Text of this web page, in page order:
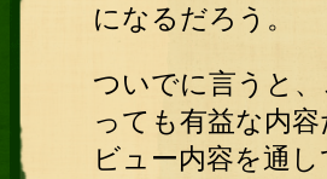
になるだろう。
ついでに言うと
っても有益な内
ビュー内容を通